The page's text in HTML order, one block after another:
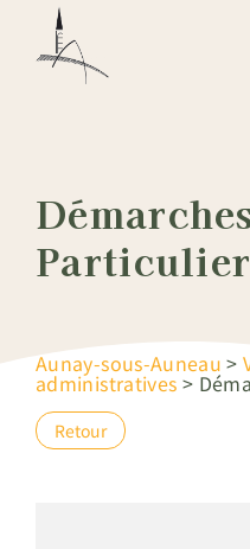
Aunay-sous-Auneau >
administratives >
Retour